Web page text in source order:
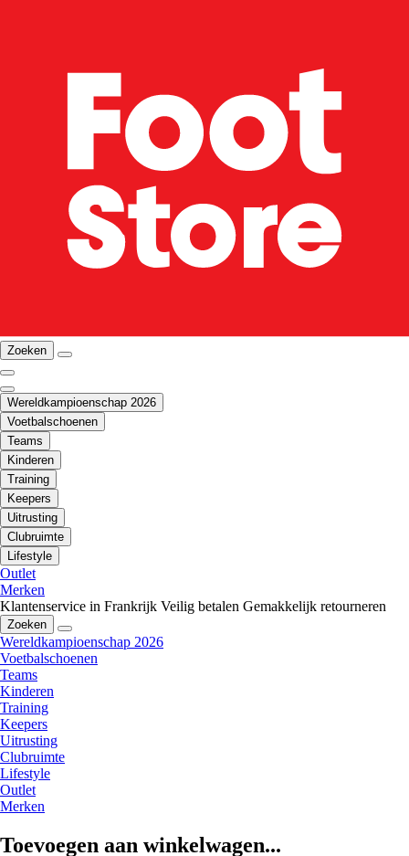
Zoeken
Wereldkampioenschap 2026
Voetbalschoenen
Teams
Kinderen
Training
Keepers
Uitrusting
Clubruimte
Lifestyle
Outlet
Merken
Klantenservice in Frankrijk Veilig betalen Gemakkelijk retourneren
Zoeken
Wereldkampioenschap 2026
Voetbalschoenen
Teams
Kinderen
Training
Keepers
Uitrusting
Clubruimte
Lifestyle
Outlet
Merken
Toevoegen aan winkelwagen...